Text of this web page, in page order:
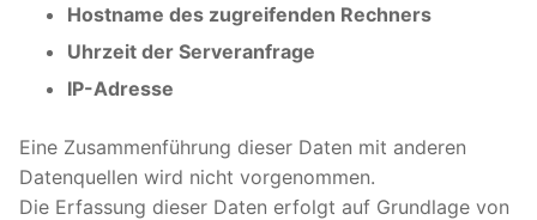
Hostname des zugreifenden Rechners
Uhrzeit der Serveranfrage
IP-Adresse
Eine Zusammenführung dieser Daten mit anderen
Datenquellen wird nicht vorgenommen.
Die Erfassung dieser Daten erfolgt auf Grundlage von